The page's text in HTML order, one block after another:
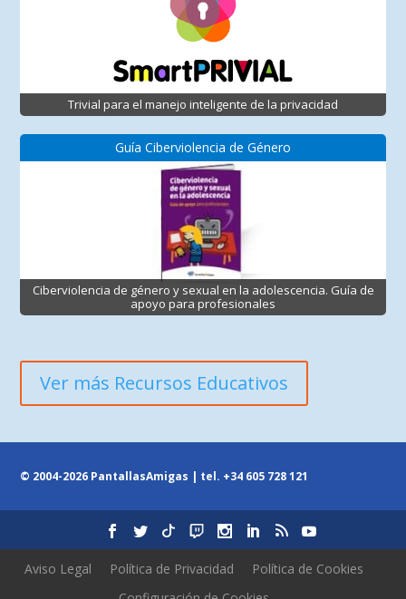
Trivial para el manejo inteligente de la privacidad
Guía Ciberviolencia de Género
Ciberviolencia de género y sexual en la adolescencia. Guía de
apoyo para profesionales
Ver más Recursos Educativos
© 2004-2026 PantallasAmigas | tel. +34 605 728 121
Aviso Legal Política de Privacidad
Política de Cookies